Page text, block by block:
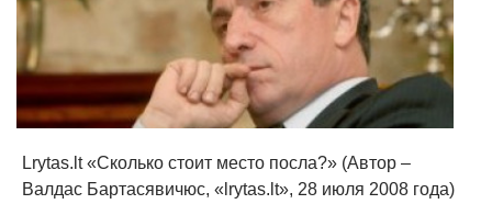
Lrytas.lt «Сколько стоит место посла?» (Автор –
Валдас Бартасявичюс, «lrytas.lt», 28 июля 2008 года)